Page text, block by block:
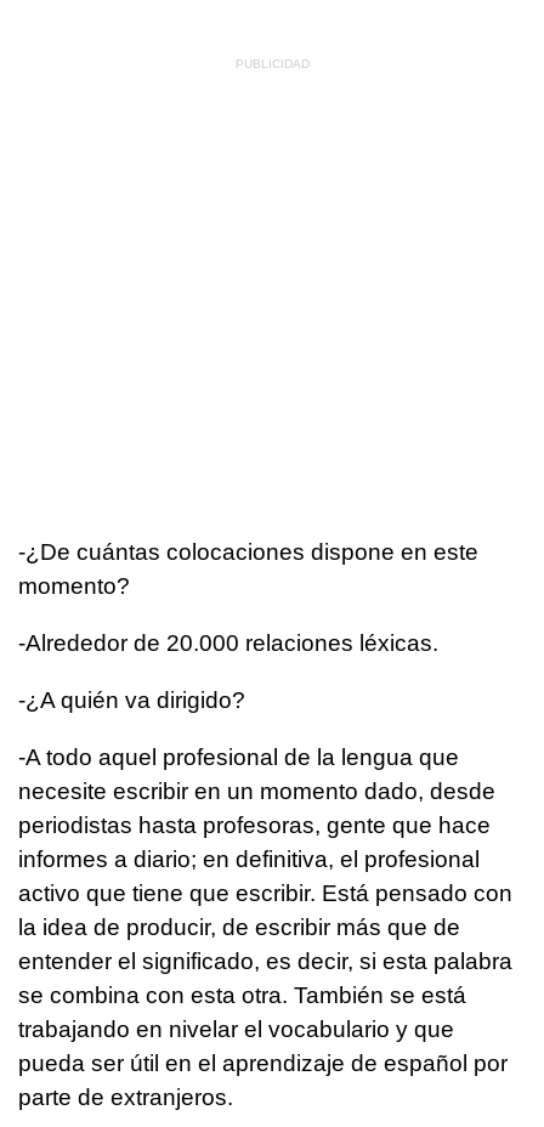
-¿De cuántas colocaciones dispone en este
momento?
-Alrededor de 20.000 relaciones léxicas.
-¿A quién va dirigido?
-A todo aquel profesional de la lengua que
necesite escribir en un momento dado, desde
periodistas hasta profesoras, gente que hace
informes a diario; en definitiva, el profesional
activo que tiene que escribir. Está pensado con
la idea de producir, de escribir más que de
entender el significado, es decir, si esta palabra
se combina con esta otra. También se está
trabajando en nivelar el vocabulario y que
pueda ser útil en el aprendizaje de español por
parte de extranjeros.